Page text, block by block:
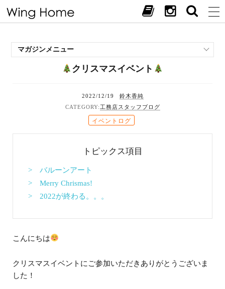
マガジンメニュー
クリスマスイベント
2022/12/19
鈴木香純
工務店スタッフブログ
イベントログ
トピックス項目
> バルーンアート
> Merry Chrismas!
> 2022が終わる。。。
こんにちは
クリスマスイベントにご参加いただきありがとうございま
した！